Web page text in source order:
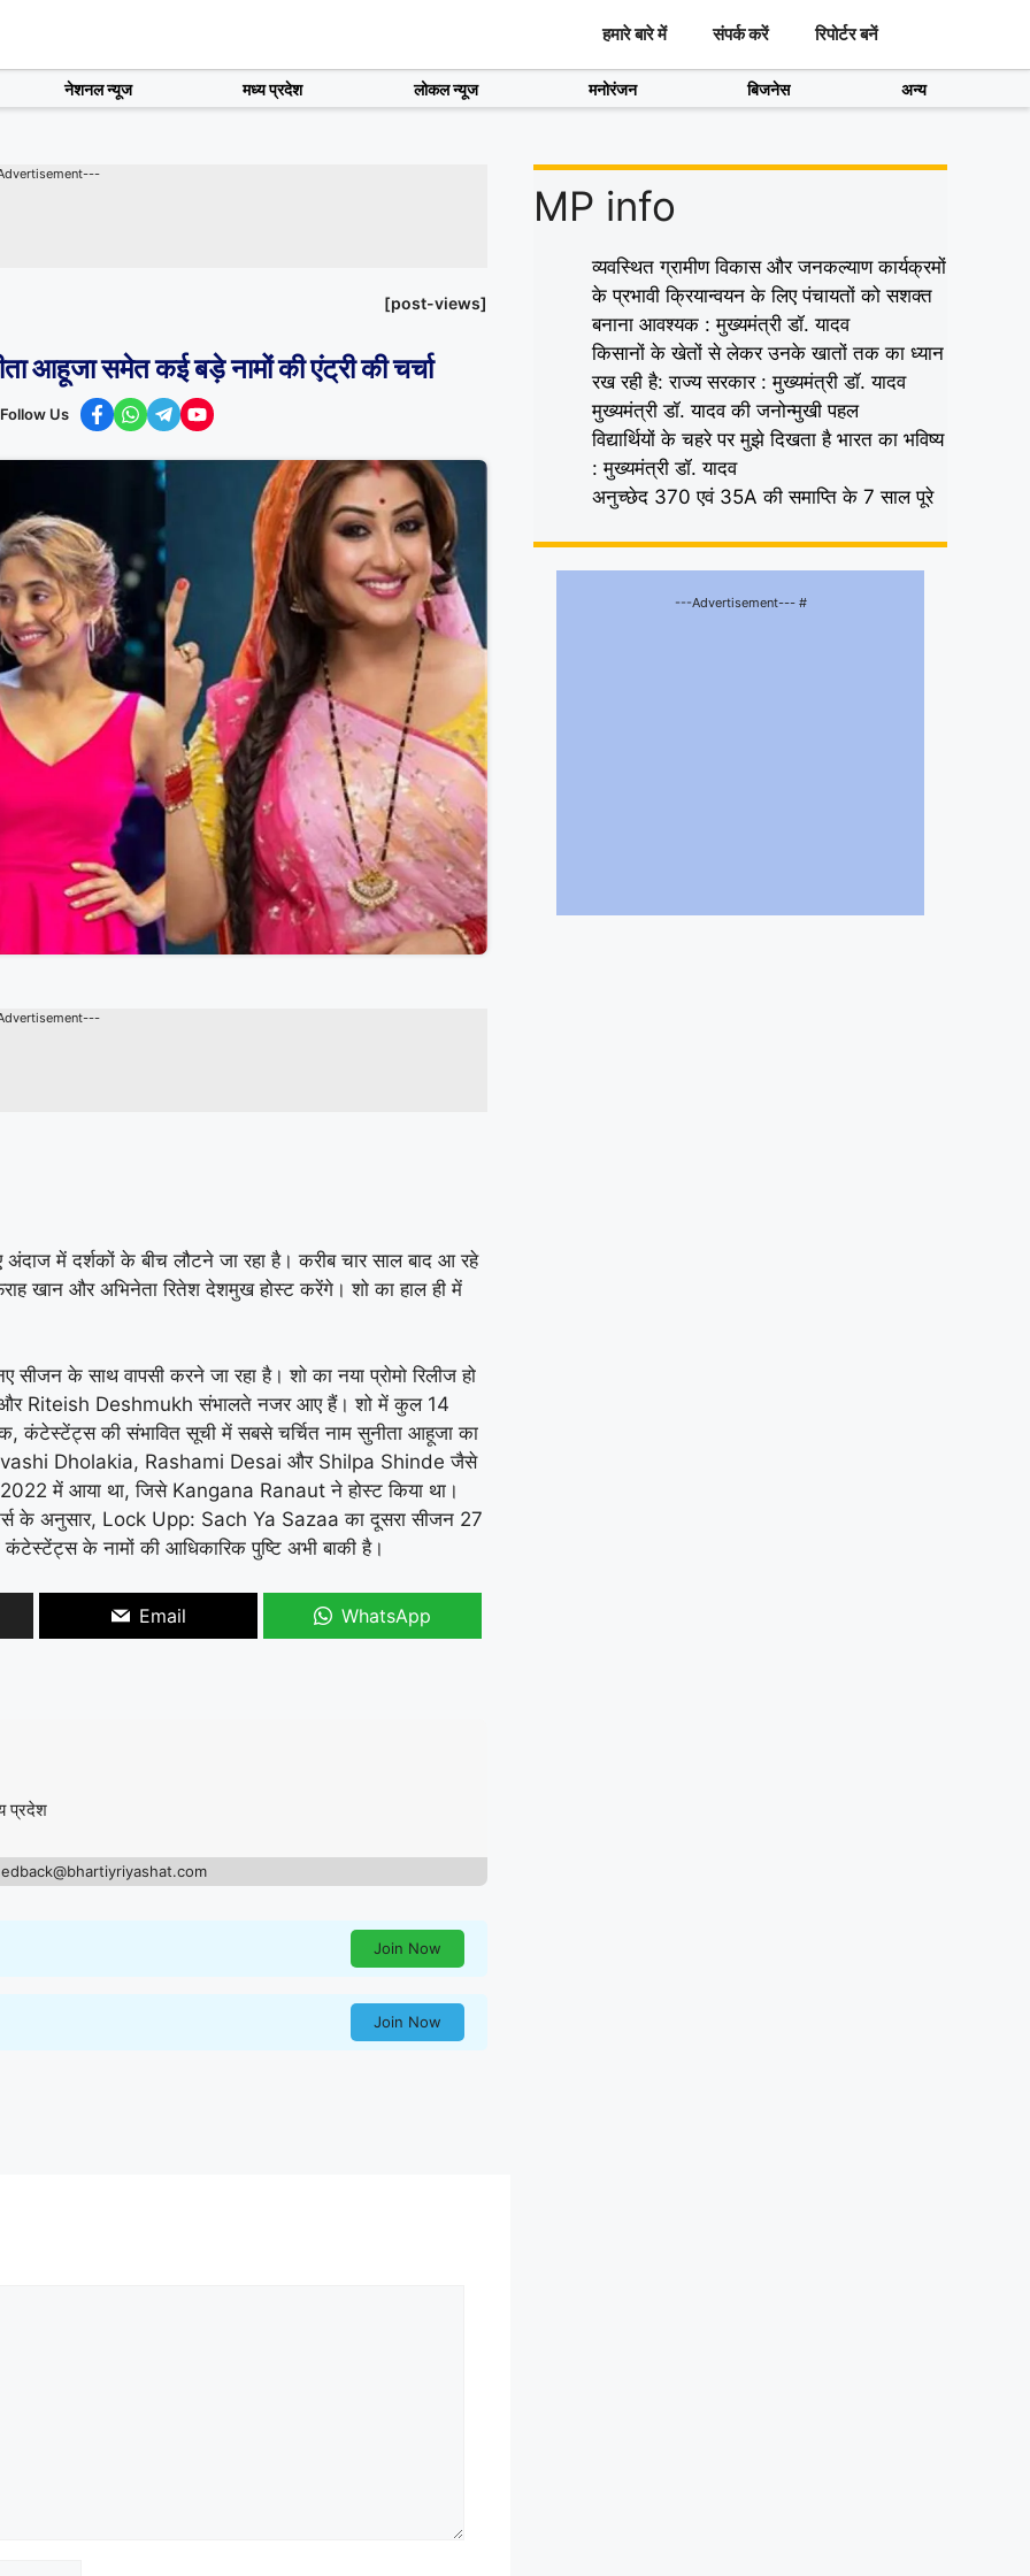
हमारे बारे में संपर्क करें रिपोर्टर बनें
नेशनल न्यूज मध्य प्रदेश लोकल न्यूज मनोरंजन बिजनेस अन्य
[post-views]
आहूजा समेत कई बड़े नामों की एंट्री की चर्चा
Follow Us
में दर्शकों के बीच लौटने जा रहा है। करीब चार साल बाद आ रहे
खान और अभिनेता रितेश देशमुख होस्ट करेंगे। शो का हाल ही में
सीजन के साथ वापसी करने जा रहा है। शो का नया प्रोमो रिलीज हो
और Riteish Deshmukh संभालते नजर आए हैं। शो में कुल 14
कंटेस्टेंट्स की संभावित सूची में सबसे चर्चित नाम सुनीता आहूजा का
Dholakia, Rashami Desai और Shilpa Shinde जैसे
2022 में आया था, जिसे Kangana Ranaut ने होस्ट किया था।
के अनुसार, Lock Upp: Sach Ya Sazaa का दूसरा सीजन 27
के नामों की आधिकारिक पुष्टि अभी बाकी है।
Email WhatsApp
प्रदेश
Join Now
Join Now
MP info
व्यवस्थित ग्रामीण विकास और जनकल्याण कार्यक्रमों
के प्रभावी क्रियान्वयन के लिए पंचायतों को सशक्त
बनाना आवश्यक : मुख्यमंत्री डॉ. यादव
किसानों के खेतों से लेकर उनके खातों तक का ध्यान
रख रही है: राज्य सरकार : मुख्यमंत्री डॉ. यादव
मुख्यमंत्री डॉ. यादव की जनोन्मुखी पहल
विद्यार्थियों के चहरे पर मुझे दिखता है भारत का भविष्य
: मुख्यमंत्री डॉ. यादव
अनुच्छेद 370 एवं 35A की समाप्ति के 7 साल पूरे
---Advertisement--- #